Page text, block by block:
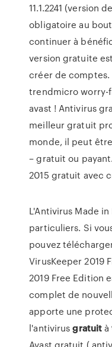
11.1.2241 (version
obligatoire au
continuer à
version gratuite
créer de
trendmicro worry-
avast ! Antivirus
meilleur gratuit
monde, il peut
– gratuit ou
2015 gratuit avec
L'Antivirus Made
particuliers. Si
pouvez
VirusKeeper 2019
2019 Free Edition
complet de
apporte une
l'antivirusgratuità
Avast gratuit (